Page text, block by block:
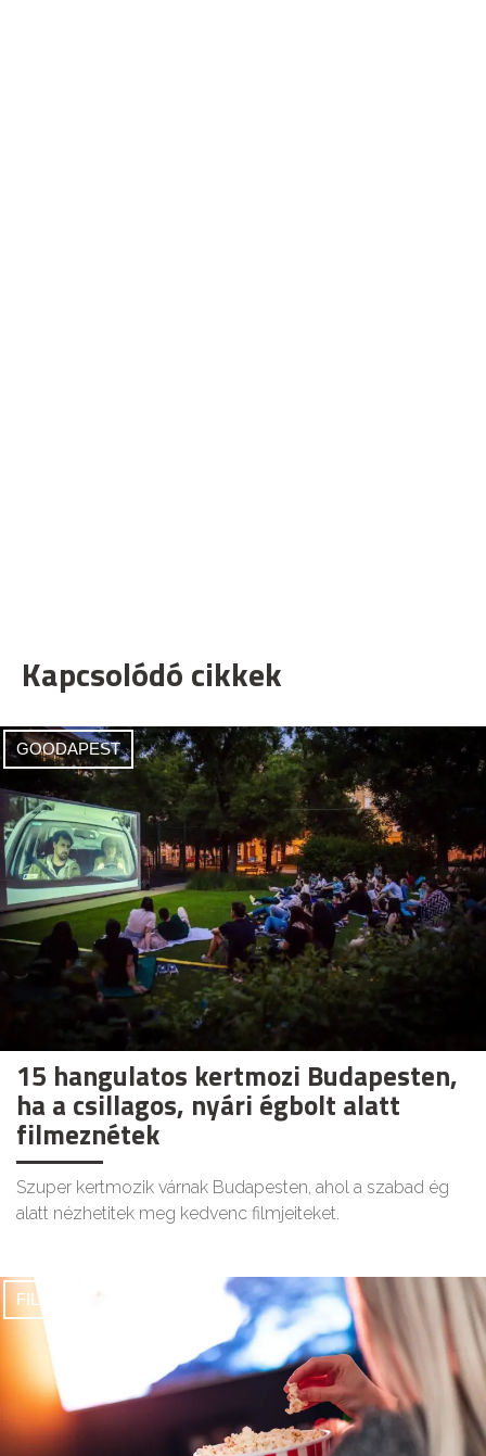
Kapcsolódó cikkek
GOODAPEST
15 hangulatos kertmozi Budapesten,
ha a csillagos, nyári égbolt alatt
filmeznétek
Szuper kertmozik várnak Budapesten, ahol a szabad ég
alatt nézhetitek meg kedvenc filmjeiteket.
FILMEK